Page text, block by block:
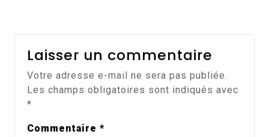
Laisser un commentaire
Votre adresse e-mail ne sera pas publiée.
Les champs obligatoires sont indiqués avec
*
Commentaire *